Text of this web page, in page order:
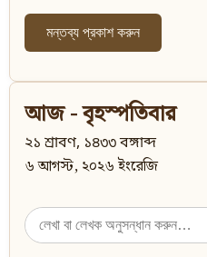
আজ - বৃহস্পতিবার
২১ শ্রাবণ, ১৪৩৩ বঙ্গাব্দ
৬ আগস্ট, ২০২৬ ইংরেজি
Search
for: